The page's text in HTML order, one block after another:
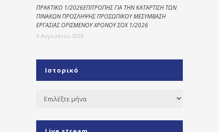
ΠΡΑΚΤΙΚΟ 1/2026ΕΠΙΤΡΟΠΗΣ ΓΙΑ ΤΗΝ ΚΑΤΑΡΤΙΣΗ ΤΩΝ
ΠΙΝΑΚΩΝ ΠΡΟΣΛΗΨΗΣ ΠΡΟΣΩΠΙΚΟΥ ΜΕΣΥΜΒΑΣΗ
ΕΡΓΑΣΙΑΣ ΟΡΙΣΜΕΝΟΥ ΧΡΟΝΟΥ ΣΟΧ 1/2026
6 Αυγούστου 2026
Ιστορικό
Ιστορικό